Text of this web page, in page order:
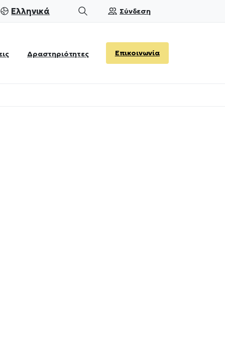
Ελληνικά
Search
Σύνδεση
Δραστηριότητες Επικοινωνία